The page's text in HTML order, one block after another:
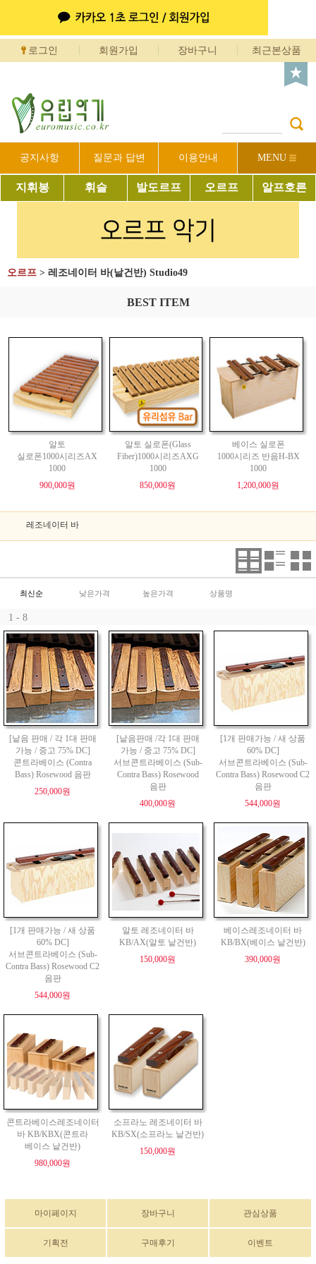
로그인 회원가입 장바구니 최근본상품
공지사항 질문과 답변 이용안내 MENU
지휘봉 휘슬 발도르프 오르프 알프호른
오르프 > 레조네이터 바(낱건반) Studio49
BEST ITEM
알토
실로폰1000시리즈AX
1000
900,000원
알토 실로폰(Glass
Fiber)1000시리즈AXG
1000
850,000원
베이스 실로폰
1000시리즈 반음H-BX
1000
1,200,000원
레조네이터 바
최신순 낮은가격 높은가격 상품명
1 - 8
[낱음 판매 / 각 1대 판매
가능 / 중고 75% DC]
콘트라베이스 (Contra
Bass) Rosewood 음판
250,000원
[낱음판매 /각 1대 판매
가능 / 중고 75% DC]
서브콘트라베이스 (Sub-
Contra Bass) Rosewood
음판
400,000원
[1개 판매가능 / 새 상품
60% DC]
서브콘트라베이스 (Sub-
Contra Bass) Rosewood C2
음판
544,000원
[1개 판매가능 / 새 상품
60% DC]
서브콘트라베이스 (Sub-
Contra Bass) Rosewood C2
음판
544,000원
알토 레조네이터 바
KB/AX(알토 낱건반)
150,000원
베이스레조네이터 바
KB/BX(베이스 낱건반)
390,000원
콘트라베이스레조네이터
바 KB/KBX(콘트라
베이스 낱건반)
980,000원
소프라노 레조네이터 바
KB/SX(소프라노 낱건반)
150,000원
마이페이지 장바구니 관심상품
기획전 구매후기 이벤트